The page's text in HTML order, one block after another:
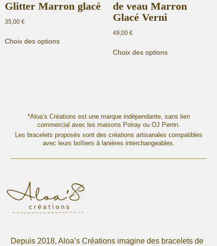
Glitter Marron glacé
35,00 €
Choix des optionsproduit
être
choisies
sur
la
de veau Marron
Glacé Verni
49,00 €
Choix des optionsproduit
peuvent
être
choisies
sur
la
*Aloa’s Créations est une marque indépendante, sans lien
commercial avec les maisons Poiray ou OJ Perrin.
Les bracelets proposés sont des créations artisanales compatibles
avec leurs boîtiers à lanières interchangeables.
Depuis 2018, Aloa’s Créations imagine des bracelets de